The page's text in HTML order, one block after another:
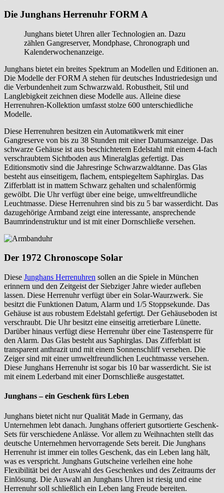
Die Junghans Herrenuhr FORM A
Junghans bietet Uhren aller Technologien an. Dazu
zählen Gangreserver, Mondphase, Chronograph und
Kalenderwochenanzeige.
Junghans bietet ein breites Spektrum an Modellen und Editionen an.
Die Modelle der FORM A stehen für deutsches Industriedesign und
die Verbundenheit zum Schwarzwald. Robustheit, Stil und
Langlebigkeit zeichnen diese Modelle aus. Alleine diese
Herrenuhren-Kollektion umfasst stolze 600 unterschiedliche
Modelle.
Diese Herrenuhren besitzen ein Automatikwerk mit einer
Gangreserve von bis zu 38 Stunden mit einer Datumsanzeige. Das
schwarze Gehäuse ist aus beschichtetem Edelstahl mit einem 4-fach
verschraubtem Sichtboden aus Mineralglas gefertigt. Das
Editionsmotiv sind die Jahresringe Schwarzwaldtanne. Das Glas
besteht aus einseitigem, flachem, entspiegeltem Saphirglas. Das
Zifferblatt ist in mattem Schwarz gehalten und schalenförmig
gewölbt. Die Uhr verfügt über eine beige, umweltfreundliche
Leuchtmasse. Diese Herrenuhren sind bis zu 5 bar wasserdicht. Das
dazugehörige Armband zeigt eine interessante, ansprechende
Baumrindenstruktur und ist mit einer Dornschließe versehen.
Der 1972 Chronoscope Solar
Diese Junghans Herrenuhren sollen an die Spiele in München
erinnern und den Zeitgeist der Siebziger Jahre wieder aufleben
lassen. Diese Herrenuhr verfügt über ein Solar-Waurzwerk. Sie
besitzt die Funktionen Datum, Alarm und 1/5 Stoppsekunde. Das
Gehäuse ist aus robustem Edelstahl gefertigt. Der Gehäuseboden ist
verschraubt. Die Uhr besitzt eine einseitig arretierbare Lünette.
Darüber hinaus verfügt diese Herrenuhr über eine Tastensperre für
den Alarm. Das Glas besteht aus Saphirglas. Das Zifferblatt ist
transparent anthrazit und mit einem Sonnenschliff versehen. Die
Zeiger sind mit einer umweltfreundlichen Leuchtmasse versehen.
Diese Junghans Herrenuhr ist sogar bis 10 bar wasserdicht. Sie ist
mit einem Lederband mit einer Dornschließe ausgestattet.
Junghans – ein Geschenk fürs Leben
Junghans bietet nicht nur Qualität Made in Germany, das
Unternehmen lebt danach. Junghans offeriert gutsortierte Geschenk-
Sets für verschiedene Anlässe. Vor allem zu Weihnachten stellt das
deutsche Unternehmen hervorragende Sets bereit. Die Junghans
Herrenuhr ist immer ein tolles Geschenk, das ein Leben lang hält,
was es verspricht. Junghans Gutscheine verleihen eine hohe
Flexibilität bei der Auswahl des Geschenkes und des Zeitraums der
Einlösung. Die Auswahl an Junghans Uhren ist riesig und eine
Herrenuhr soll schließlich ein Leben lang Freude bereiten.